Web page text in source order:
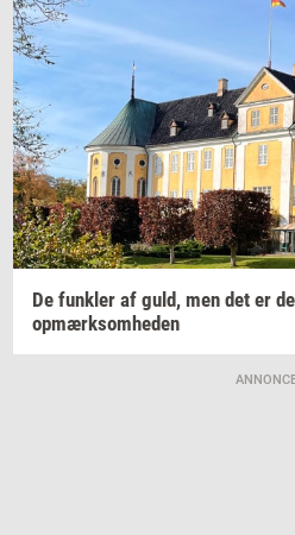
De funk­ler af guld, men det er
op­mærk­som­he­den